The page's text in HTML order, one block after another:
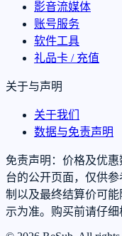
影音流媒体
账号服务
软件工具
礼品卡 / 充值
关于与声明
关于我们
数据与免责声明
免责声明：价格及优
台的公开页面，仅供
制以及最终结算价可
示为准。购买前请仔细